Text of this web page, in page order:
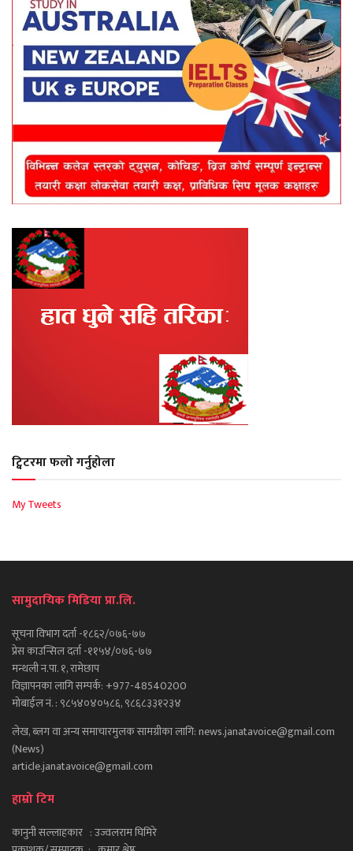
ट्विटरमा फलो गर्नुहोला
My Tweets
सामुदायिक मिडिया प्रा.लि.
सूचना विभाग दर्ता -१८६२/०७६-७७
प्रेस काउन्सिल दर्ता -११५४/०७६-७७
मन्थली न.पा. १, रामेछाप
विज्ञापनका लागि सम्पर्क: +977-48540200
मोबाईल नं. : ९८५४०४०५८६, ९८६८३३१२३४
लेख, ब्लग वा अन्य समाचारमुलक सामग्रीका लागि: news.janatavoice@gmail.com
(News)
article.janatavoice@gmail.com
हाम्रो टिम
कानुनी सल्लाहकार : उज्वलराम घिमिरे